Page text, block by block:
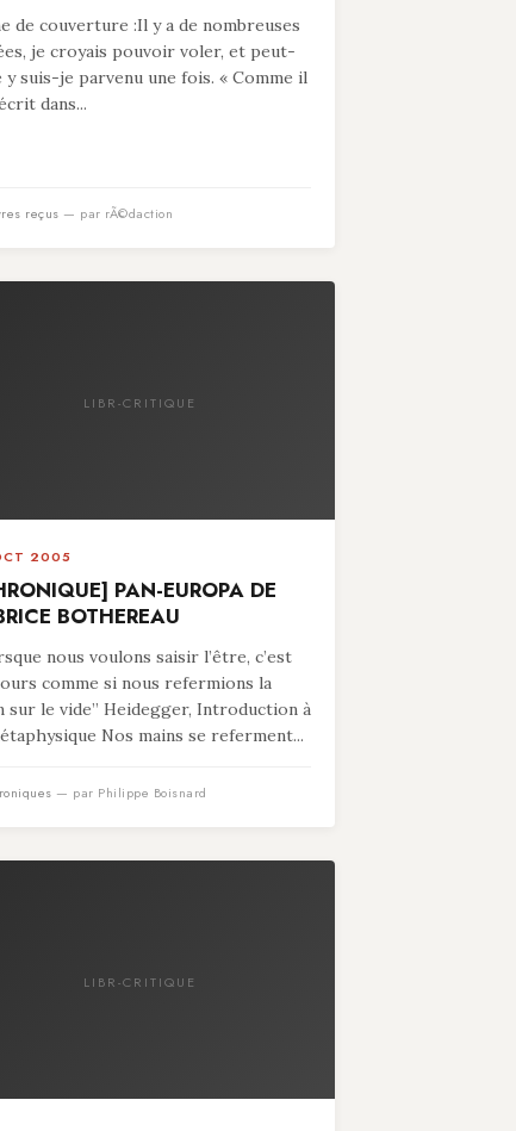
de couverture :Il y a de nombreuses
je croyais pouvoir voler, et peut-
suis-je parvenu une fois. « Comme il
dans...
reçus — par rÃ©daction
LIBR-CRITIQUE
2005
PAN-EUROPA DE
BOTHEREAU
nous voulons saisir l’être, c’est
comme si nous refermions la
sur le vide” Heidegger, Introduction à
Nos mains se referment...
— par Philippe Boisnard
LIBR-CRITIQUE